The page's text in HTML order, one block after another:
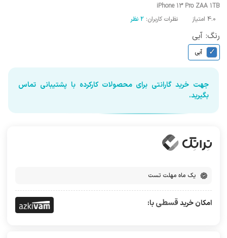
iPhone 13 Pro ZAA 1TB
4.0 امتیاز
نظرات کاربران: 2 نظر
رنگ: آبی
✓
آبی
جهت خرید گارانتی برای محصولات کارکرده با پشتیبانی تماس
بگیرید.
یک ماه مهلت تست
امکان خریدقسطیبا: